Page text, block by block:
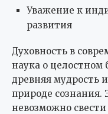
Уважение к
развития
Духовность в
наука о целостном
древняя мудрость
природе сознания.
невозможно